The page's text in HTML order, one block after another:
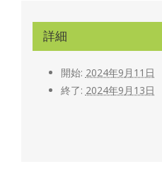
ビ
ゲ
詳細
開始: 2024年9月11日
終了: 2024年9月13日